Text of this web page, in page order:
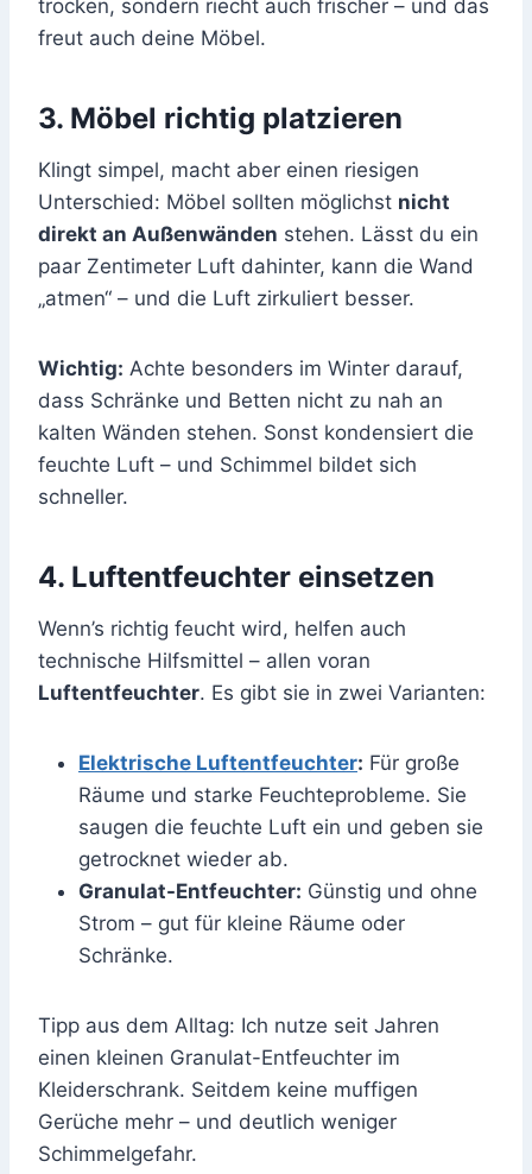
trocken, sondern riecht auch frischer – und das
freut auch deine Möbel.
3. Möbel richtig platzieren
Klingt simpel, macht aber einen riesigen
Unterschied: Möbel sollten möglichst nicht
direkt an Außenwänden stehen. Lässt du ein
paar Zentimeter Luft dahinter, kann die Wand
„atmen“ – und die Luft zirkuliert besser.
Wichtig: Achte besonders im Winter darauf,
dass Schränke und Betten nicht zu nah an
kalten Wänden stehen. Sonst kondensiert die
feuchte Luft – und Schimmel bildet sich
schneller.
4. Luftentfeuchter einsetzen
Wenn’s richtig feucht wird, helfen auch
technische Hilfsmittel – allen voran
Luftentfeuchter. Es gibt sie in zwei Varianten:
Elektrische Luftentfeuchter: Für große
Räume und starke Feuchteprobleme. Sie
saugen die feuchte Luft ein und geben sie
getrocknet wieder ab.
Granulat-Entfeuchter: Günstig und ohne
Strom – gut für kleine Räume oder
Schränke.
Tipp aus dem Alltag: Ich nutze seit Jahren
einen kleinen Granulat-Entfeuchter im
Kleiderschrank. Seitdem keine muffigen
Gerüche mehr – und deutlich weniger
Schimmelgefahr.